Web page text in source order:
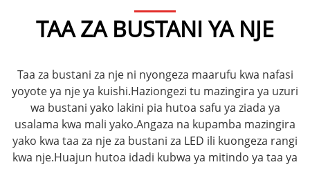
TAA ZA BUSTANI YA NJE
Taa za bustani za nje ni nyongeza maarufu kwa nafasi
yoyote ya nje ya kuishi.Haziongezi tu mazingira ya uzuri
wa bustani yako lakini pia hutoa safu ya ziada ya
usalama kwa mali yako.Angaza na kupamba mazingira
yako kwa taa za nje za bustani za LED ili kuongeza rangi
kwa nje.Huajun hutoa idadi kubwa ya mitindo ya taa ya